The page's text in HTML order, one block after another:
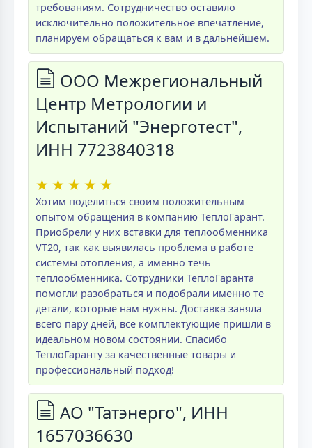
требованиям. Сотрудничество оставило
исключительно положительное впечатление,
планируем обращаться к вам и в дальнейшем.
ООО Межрегиональный
Центр Метрологии и
Испытаний "Энерготест",
ИНН 7723840318
★ ★ ★ ★ ★
Хотим поделиться своим положительным
опытом обращения в компанию ТеплоГарант.
Приобрели у них вставки для теплообменника
VT20, так как выявилась проблема в работе
системы отопления, а именно течь
теплообменника. Сотрудники ТеплоГаранта
помогли разобраться и подобрали именно те
детали, которые нам нужны. Доставка заняла
всего пару дней, все комплектующие пришли в
идеальном новом состоянии. Спасибо
ТеплоГаранту за качественные товары и
профессиональный подход!
АО "Татэнерго", ИНН
1657036630